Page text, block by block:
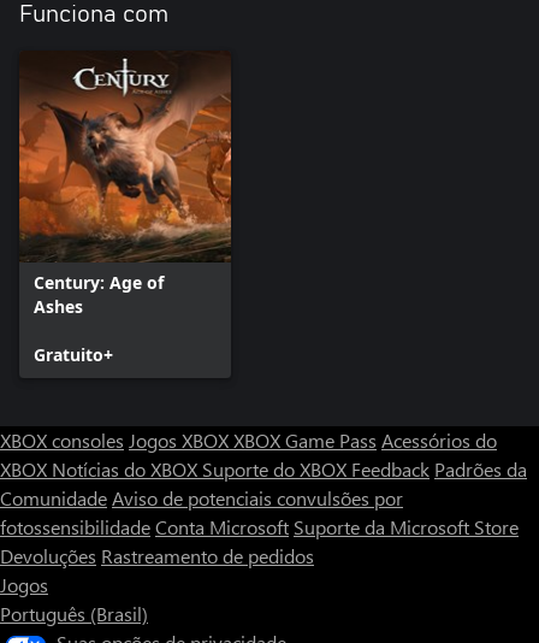
Funciona com
Century: Age of
Ashes
Gratuito+
XBOX consoles Jogos XBOXXBOX Game Pass Acessórios do
XBOX Notícias do XBOX Suporte do XBOX Feedback Padrões da
ComunidadeAviso de potenciais convulsões por
fotossensibilidadeConta Microsoft Suporte da Microsoft Store
Devoluções Rastreamento de pedidos
Jogos
Português (Brasil)